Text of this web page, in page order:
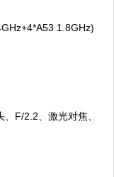
1.8GHz)
F/2.2、激光对焦、